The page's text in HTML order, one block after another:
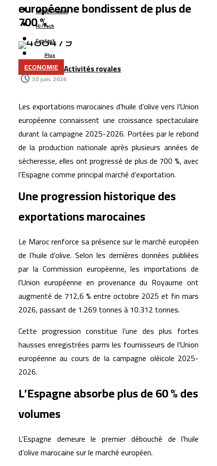
Azimut Holding mise sur le Maroc et les marchés
émergents pour accélérer son expansion internationale
La Bourse de Casablanca lance une nouvelle plateforme
numérique pour améliorer l’accès aux données de
marché
L’aéroport Rabat-Salé enregistre une hausse de 14,8 %
du trafic passagers au premier semestre 2026
La startup marocaine Afdal représentera le Maroc à la
Silicon Valley
Le Maroc lance son plus grand programme de liaisons
aériennes avec Ryanair pour l’hiver 2026
La Bourse de Casablanca porte le flottant de CIH Bank
MCG24 Hebdo
Hi-Tech
Contact
Plus
Activités royales
européenne bondissent de plus de
700 %
ECONOMIE
30 juin، 2026
Les exportations marocaines d’huile d’olive vers l’Union
européenne connaissent une croissance spectaculaire
durant la campagne 2025-2026. Portées par le rebond
de la production nationale après plusieurs années de
sécheresse, elles ont progressé de plus de 700 %, avec
l’Espagne comme principal marché d’exportation.
Une progression historique des
exportations marocaines
Le Maroc renforce sa présence sur le marché européen
de l’huile d’olive. Selon les dernières données publiées
par la Commission européenne, les importations de
l’Union européenne en provenance du Royaume ont
augmenté de 712,6 % entre octobre 2025 et fin mars
2026, passant de 1.269 tonnes à 10.312 tonnes.
Cette progression constitue l’une des plus fortes
hausses enregistrées parmi les fournisseurs de l’Union
européenne au cours de la campagne oléicole 2025-
2026.
L’Espagne absorbe plus de 60 % des
volumes
L’Espagne demeure le premier débouché de l’huile
d’olive marocaine sur le marché européen.